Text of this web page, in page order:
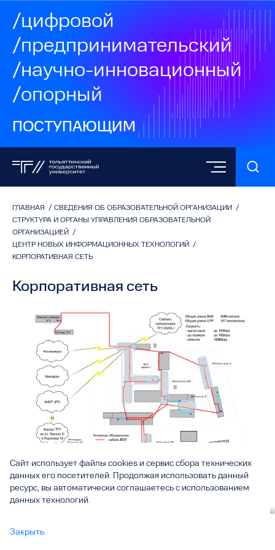
/цифровой
/предпринимательский
/научно-инновационный
/опорный
ПОСТУПАЮЩИМ
ГЛАВНАЯ / СВЕДЕНИЯ ОБ ОБРАЗОВАТЕЛЬНОЙ ОРГАНИЗАЦИИ /
СТРУКТУРА И ОРГАНЫ УПРАВЛЕНИЯ ОБРАЗОВАТЕЛЬНОЙ
ОРГАНИЗАЦИЕЙ /
ЦЕНТР НОВЫХ ИНФОРМАЦИОННЫХ ТЕХНОЛОГИЙ /
КОРПОРАТИВНАЯ СЕТЬ
Корпоративная сеть
Вы смотрите
Сайт использует файлы cookies и сервис сбора технических
данных его посетителей. Продолжая использовать данный
ресурс, вы автоматически соглашаетесь с использованием
данных технологий.
Закрыть